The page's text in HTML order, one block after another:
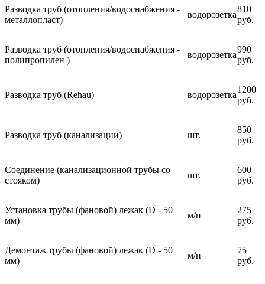
Разводка труб (отопления/водоснабжения -
металлопласт)
водорозетка
810
руб.
Разводка труб (отопления/водоснабжения -
полипропилен )
водорозетка
990
руб.
Разводка труб (Rehau) водорозетка
1200
руб.
Разводка труб (канализации) шт.
850
руб.
Соединение (канализационной трубы со
стояком)
шт.
600
руб.
Установка трубы (фановой) лежак (D - 50
мм)
м/п
275
руб.
Демонтаж трубы (фановой) лежак (D - 50
мм)
м/п
75
руб.